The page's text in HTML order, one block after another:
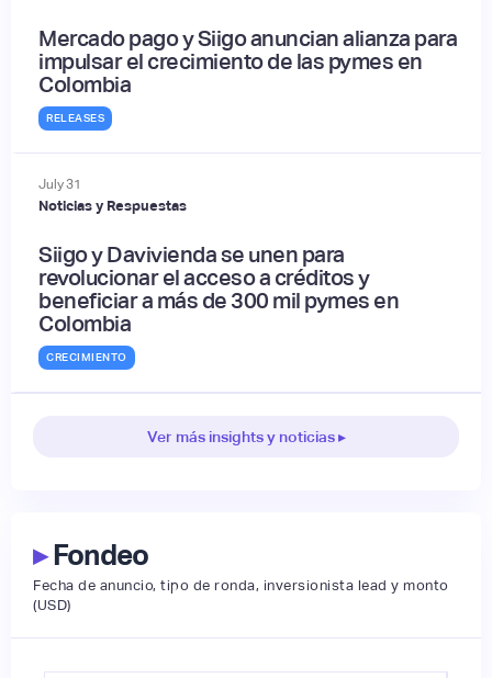
Mercado pago y Siigo anuncian alianza para
impulsar el crecimiento de las pymes en
Colombia
RELEASES
July31
Noticias y Respuestas
Siigo y Davivienda se unen para
revolucionar el acceso a créditos y
beneficiar a más de 300 mil pymes en
Colombia
CRECIMIENTO
Ver más insights y noticias ▸
▸Fondeo
Fecha de anuncio, tipo de ronda, inversionista lead y monto
(USD)